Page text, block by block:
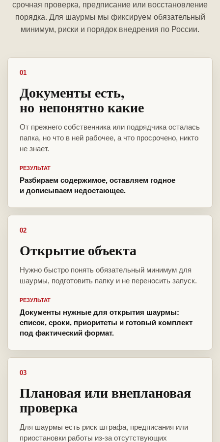
срочная проверка, предписание или восстановление
порядка. Для шаурмы мы фиксируем обязательный
минимум, риски и порядок внедрения по России.
01
Документы есть,
но непонятно какие
От прежнего собственника или подрядчика осталась
папка, но что в ней рабочее, а что просрочено, никто
не знает.
РЕЗУЛЬТАТ
Разбираем содержимое, оставляем годное
и дописываем недостающее.
02
Открытие объекта
Нужно быстро понять обязательный минимум для
шаурмы, подготовить папку и не переносить запуск.
РЕЗУЛЬТАТ
Документы нужные для открытия шаурмы:
список, сроки, приоритеты и готовый комплект
под фактический формат.
03
Плановая или внеплановая
проверка
Для шаурмы есть риск штрафа, предписания или
приостановки работы из-за отсутствующих